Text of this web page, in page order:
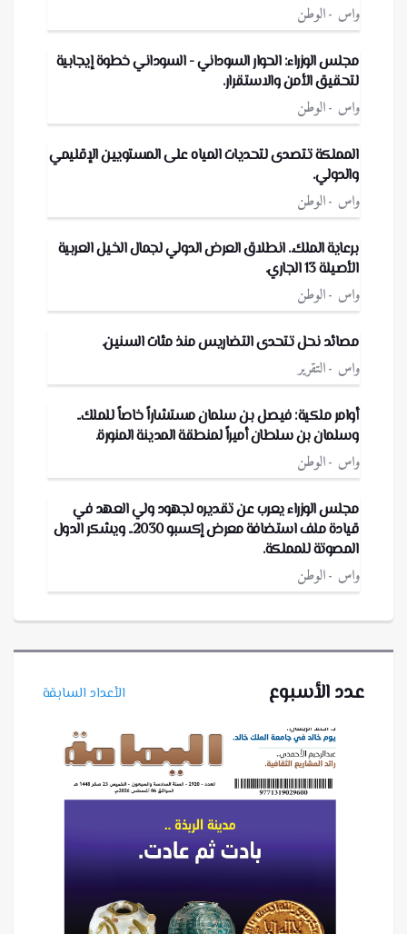
واس الوطن
مجلس الوزراء: الحوار السوداني - السوداني خطوة إيجابية
لتحقيق الأمن والاستقرار.
واس الوطن
المملكة تتصدى لتحديات المياه على المستويين الإقليمي
والدولي.
واس الوطن
برعاية الملك.. انطلاق العرض الدولي لجمال الخيل العربية
الأصيلة 13 الجاري.
واس الوطن
مصائد نحل تتحدى التضاريس منذ مئات السنين.
واس التقرير
أوامر ملكية: فيصل بن سلمان مستشاراً خاصاً للملك..
وسلمان بن سلطان أميراً لمنطقة المدينة المنورة.
واس الوطن
مجلس الوزراء يعرب عن تقديره لجهود ولي العهد في
قيادة ملف استضافة معرض إكسبو 2030.. ويشكر الدول
المصوتة للمملكة.
واس الوطن
عدد الأسبوع الأعداد السابقة